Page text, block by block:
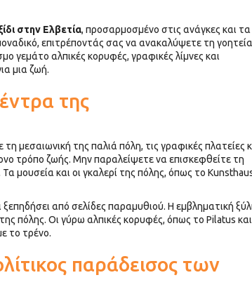
στην Ελβετία, προσαρμοσμένο στις ανάγκες και τα
επιτρέποντάς σας να ανακαλύψετε τη γοητεία
γεμάτο αλπικές κορυφές, γραφικές λίμνες και
μια ζωή.
της
μεσαιωνική της παλιά πόλη, τις γραφικές πλατείες
τρόπο ζωής. Μην παραλείψετε να επισκεφθείτε τη
μουσεία και οι γκαλερί της πόλης, όπως το
από σελίδες παραμυθιού. Η εμβληματική
πόλης. Οι γύρω αλπικές κορυφές, όπως το Pilatus
το τρένο.
παράδεισος των